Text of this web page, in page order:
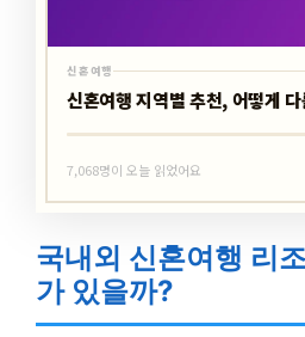
신혼여행
신혼여행 지역별 추천, 어떻게
7,068명이 오늘 읽었어요
국내외 신혼여행 리
가 있을까?